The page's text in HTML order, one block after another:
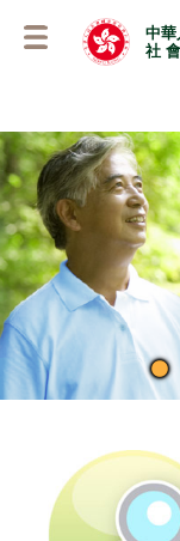
容
中華
社
社署長者